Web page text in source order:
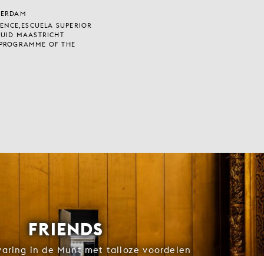
SUPERIOR
MAASTRICHT
OF THE
FRIENDS
in de Munt met talloze voordelen